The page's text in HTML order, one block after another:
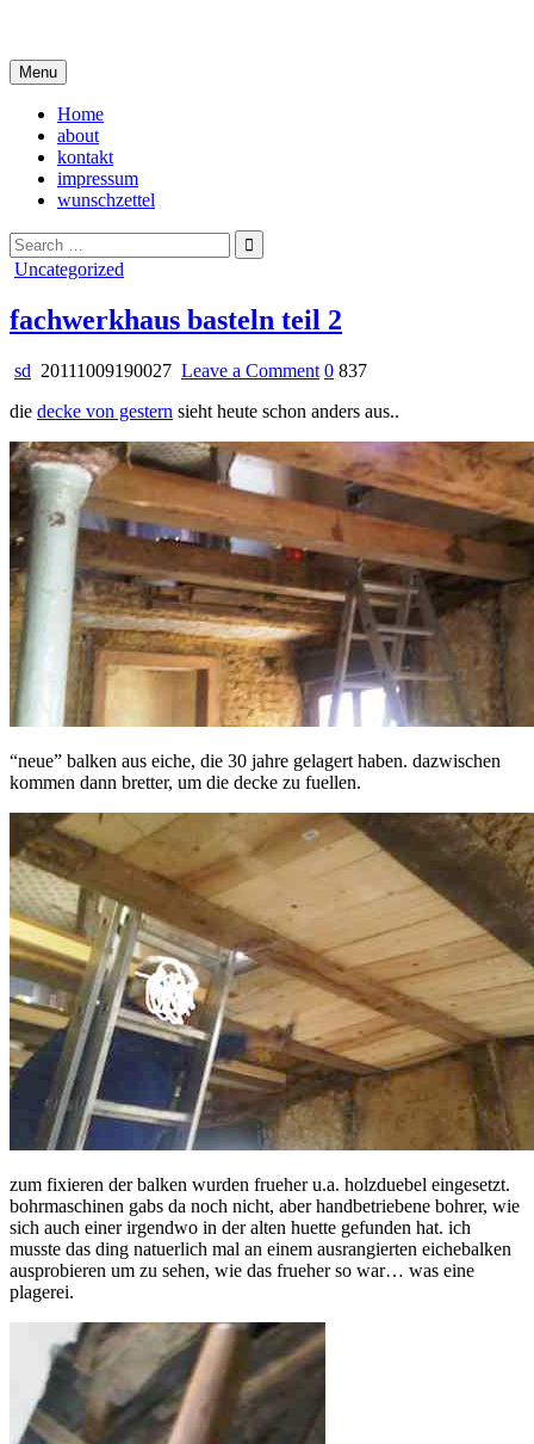
content
Menu
Home
about
kontakt
impressum
wunschzettel
Search
for:
Posted
Uncategorized
fachwerkhaus basteln teil 2
sd 20111009190027 Leave a Commenton
basteln
2
0 837
die decke von gestern sieht heute schon anders aus..
“neue” balken aus eiche, die 30 jahre gelagert haben. dazwischen
kommen dann bretter, um die decke zu fuellen.
zum fixieren der balken wurden frueher u.a. holzduebel eingesetzt.
bohrmaschinen gabs da noch nicht, aber handbetriebene bohrer, wie
sich auch einer irgendwo in der alten huette gefunden hat. ich
musste das ding natuerlich mal an einem ausrangierten eichebalken
ausprobieren um zu sehen, wie das frueher so war… was eine
plagerei.